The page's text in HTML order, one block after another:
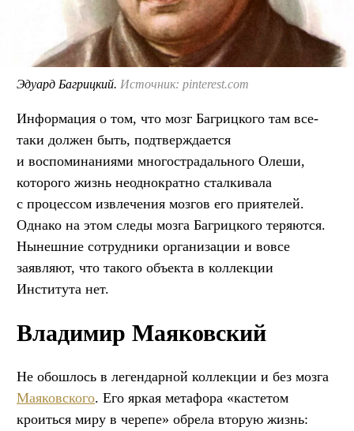
Эдуард Багрицкий. Источник: pinterest.com
Информация о том, что мозг Багрицкого там все-
таки должен быть, подтверждается
и воспоминаниями многострадального Олеши,
которого жизнь неоднократно сталкивала
с процессом извлечения мозгов его приятелей.
Однако на этом следы мозга Багрицкого теряются.
Нынешние сотрудники организации и вовсе
заявляют, что такого объекта в коллекции
Института нет.
Владимир Маяковский
Не обошлось в легендарной коллекции и без мозга
Маяковского. Его яркая метафора «кастетом
кроиться миру в черепе» обрела вторую жизнь: